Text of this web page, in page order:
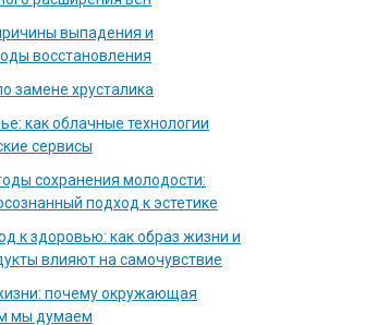
выпадения и
восстановления
замене хрусталика
как облачные технологии
сервисы
сохранения молодости:
подход к эстетике
к здоровью: как образ жизни и
влияют на самочувствие
почему окружающая
мы думаем